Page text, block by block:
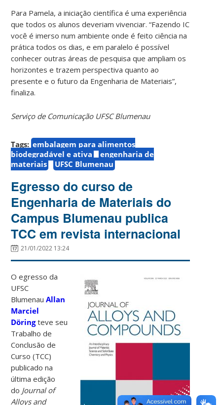
Para Pamela, a iniciação científica é uma experiência
que todos os alunos deveriam vivenciar. “Fazendo IC
você é imerso num ambiente onde é feito ciência na
prática todos os dias, e em paralelo é possível
conhecer outras áreas de pesquisa que ampliam os
horizontes e trazem perspectiva quanto ao
presente e o futuro da Engenharia de Materiais”,
finaliza.
Serviço de Comunicação UFSC Blumenau
Tags: embalagem para alimentos
biodegradável e ativa
engenharia de
materiais
UFSC Blumenau
Egresso do curso de
Engenharia de Materiais do
Campus Blumenau publica
TCC em revista internacional
21/01/2022 13:24
O egresso da
UFSC
BlumenauAllan
Marciel
Döringteve seu
Trabalho de
Conclusão de
Curso (TCC)
publicado na
última edição
do Journal of
Alloys and